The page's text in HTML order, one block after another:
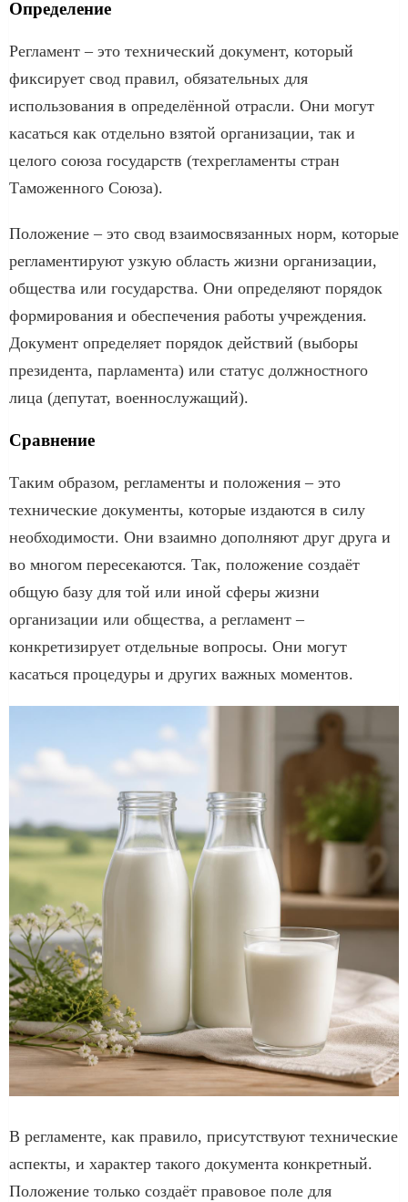
Определение
Регламент – это технический документ, который
фиксирует свод правил, обязательных для
использования в определённой отрасли. Они могут
касаться как отдельно взятой организации, так и
целого союза государств (техрегламенты стран
Таможенного Союза).
Положение – это свод взаимосвязанных норм, которые
регламентируют узкую область жизни организации,
общества или государства. Они определяют порядок
формирования и обеспечения работы учреждения.
Документ определяет порядок действий (выборы
президента, парламента) или статус должностного
лица (депутат, военнослужащий).
Сравнение
Таким образом, регламенты и положения – это
технические документы, которые издаются в силу
необходимости. Они взаимно дополняют друг друга и
во многом пересекаются. Так, положение создаёт
общую базу для той или иной сферы жизни
организации или общества, а регламент –
конкретизирует отдельные вопросы. Они могут
касаться процедуры и других важных моментов.
В регламенте, как правило, присутствуют технические
аспекты, и характер такого документа конкретный.
Положение только создаёт правовое поле для